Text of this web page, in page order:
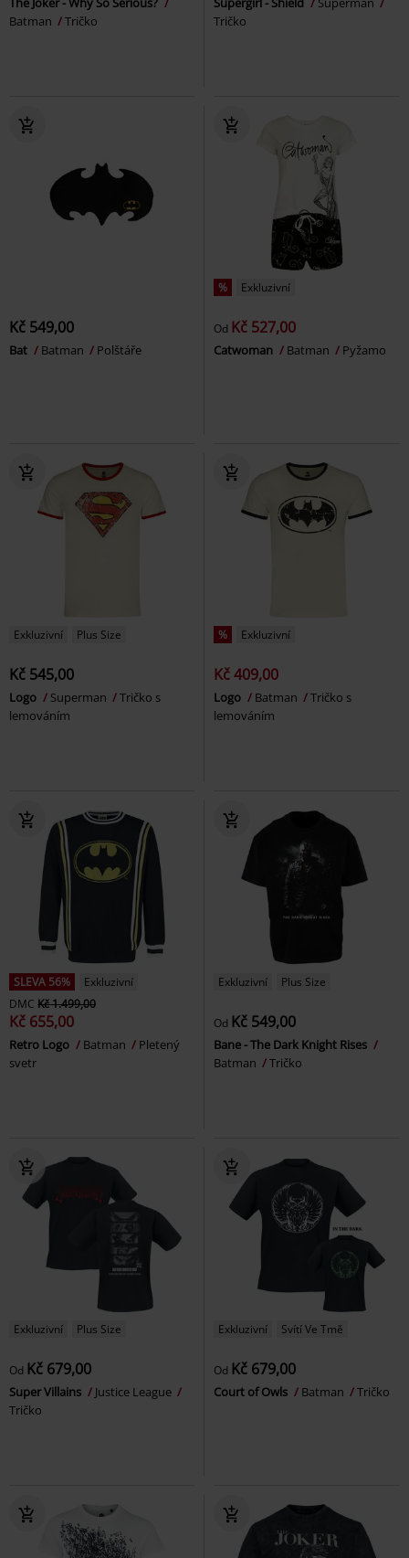
Batman
Tričko
Tričko
Kč 549,00
Bat Batman Polštáře
% Exkluzivní
Od Kč 527,00
Catwoman Batman Pyžamo
Exkluzivní Plus Size
Kč 545,00
Logo Superman
Tričko s
lemováním
% Exkluzivní
Kč 409,00
Logo Batman
Tričko s
lemováním
SLEVA 56%
Exkluzivní
DMC Kč 1.499,00
Kč 655,00
Retro Logo Batman
Pletený
svetr
Exkluzivní Plus Size
Od Kč 549,00
Bane - The Dark Knight Rises
Batman
Tričko
Exkluzivní Plus Size
Od Kč 679,00
Super Villains
Justice League
Tričko
Exkluzivní Svítí Ve Tmě
Od Kč 679,00
Court of Owls Batman Tričko